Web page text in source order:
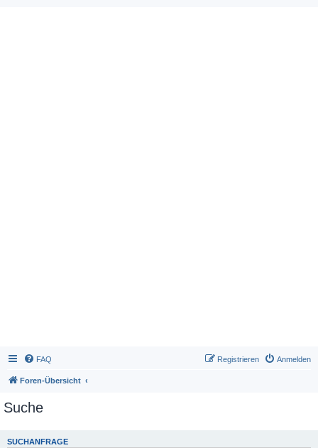
FAQ Anmelden
Registrieren
Foren-Übersicht
Suche
SUCHANFRAGE